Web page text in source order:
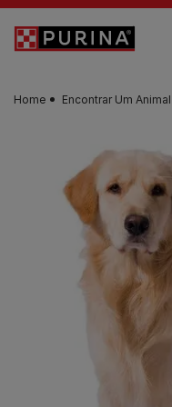
Skip to main content
Home Encontrar Um Animal